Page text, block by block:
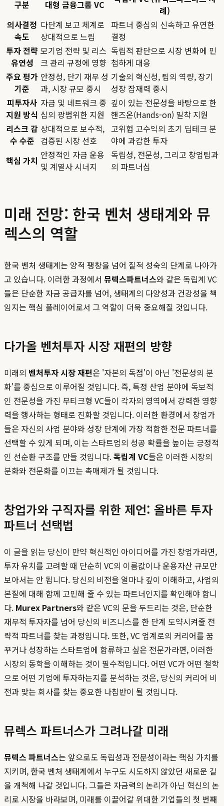
구분 대형 금융그룹 VC
례)
의사결정
속도
다단계 보고 체계로
상대적으로 느림
파트너 중심의 신속하고 유연한
결정
투자 전략
유연성
모기업 전략 및 리스
크 관리 규정에 영향
독립적 판단으로 시장 변화에 민
첩하게 대응
주요 평가
기준
안정성, 단기 재무 성
과, 시장 규모 중시
기술의 혁신성, 팀의 역량, 장기
성장 잠재력 중시
피투자사
지원 방식
자금 및 네트워크 중
심의 광범위한 지원
깊이 있는 전문성을 바탕으로 한
핸즈온(Hands-on) 밀착 지원
리스크 감
수 수준
상대적으로 보수적,
검증된 시장 선호
고위험 고수익의 초기 딥테크 분
야에 과감한 투자
핵심 가치 안정적인 자금 운용
및 계열사 시너지
독립성, 전문성, 그리고 창업팀과
의 파트너십
미래 전망: 한국 벤처 생태계와 뮤
렉스의 역할
한국 벤처 생태계는 양적 팽창을 넘어 질적 성숙의 단계로 나아가
고 있습니다. 이러한 과정에서 뮤렉스파트너스와 같은 독립계 VC
들은 단순한 자금 공급자를 넘어, 생태계의 다양성과 건강성을 책
임지는 핵심 플레이어로서 그 역할이 더욱 중요해질 것입니다.
다가올 벤처투자 시장 재편의 방향
미래의 벤처투자 시장 재편은 '자본의 독점'이 아닌 '전문성의 분
화'를 중심으로 이루어질 것입니다. 즉, 특정 산업 분야에 독보적
인 전문성을 가진 부티크형 VC들이 각자의 영역에서 강력한 영향
력을 행사하는 형태로 진화할 것입니다. 이러한 환경에서 창업가
들은 자신의 사업 분야와 성장 단계에 가장 적합한 전문 파트너를
선택할 수 있게 되며, 이는 스타트업의 성공 확률을 높이는 긍정적
인 선순환 구조를 만들 것입니다.독립계 VC들은 이러한 시장의
분화와 전문화를 이끄는 촉매제가 될 것입니다.
창업가와 구직자를 위한 제언: 올바른 투자
파트너 선택법
이 글을 읽는 당신이 만약 혁신적인 아이디어를 가진 창업가라면,
투자 유치를 고려할 때 단순히 VC의 이름값이나 운용자산 규모만
보아서는 안 됩니다. 당신의 비전을 얼마나 깊이 이해하고, 사업의
본질에 대해 함께 고민해 줄 수 있는 파트너인지를 확인해야 합니
다. Murex Partners와 같은 VC의 문을 두드리는 것은, 단순한
재무적 투자자를 넘어 당신의 비즈니스를 한 단계 도약시켜줄 전
략적 파트너를 찾는 과정입니다. 또한, VC 업계로의 커리어를 꿈
꾸거나 성장하는 스타트업에 합류하고 싶은 전문가라면, 이러한
시장의 동학을 이해하는 것이 필수적입니다. 어떤 VC가 어떤 철학
으로 어떤 기업에 투자하는지를 분석하는 것은, 당신의 커리어 비
전과 맞는 회사를 찾는 중요한 나침반이 될 것입니다.
뮤렉스 파트너스가 그려나갈 미래
뮤렉스 파트너스는 앞으로도 독립성과 전문성이라는 핵심 가치를
지키며, 한국 벤처 생태계에서 누구도 시도하지 않았던 새로운 길
을 개척해 나갈 것입니다. 그들은 자금력의 논리가 아닌 혁신의 논
리로 시장을 바라보며, 미래를 이끌어갈 위대한 기업들의 첫 번째